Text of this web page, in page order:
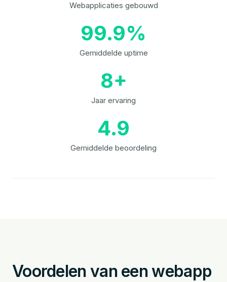
Webapplicaties gebouwd
99.9%
Gemiddelde uptime
8+
Jaar ervaring
4.9
Gemiddelde beoordeling
Voordelen van een webapp